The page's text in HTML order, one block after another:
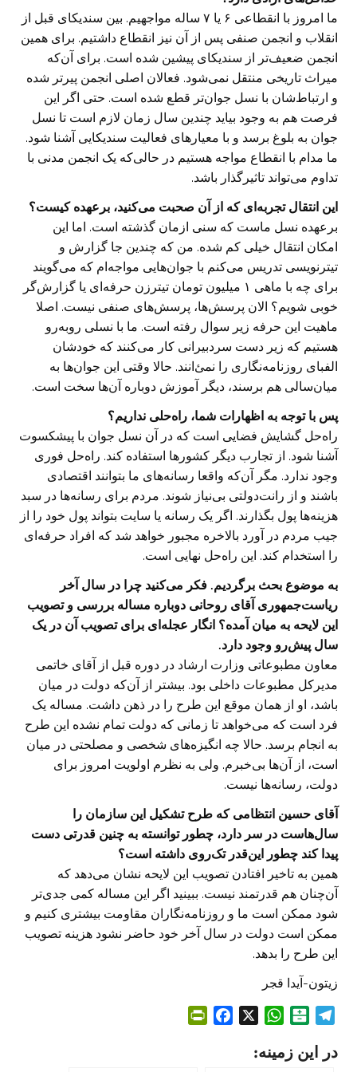
ما امروز با انقطاعی ۶ یا ۷ ساله مواجهیم. بین سندیکای قبل از
انقلاب و انجمن صنفی پس از آن نیز انقطاع داشتیم. برای همین
انجمن ضعیف‌تر از سندیکای پیشین شده است. برای آن‌که
میراث تاریخی منتقل نمی‌شود. فعالان اصلی انجمن پیرتر شده‌
و ارتباط‌شان با نسل جوان‌تر قطع شده است. حتی اگر این
فرصت هم به وجود بیاید چندین سال زمان لازم است تا نسل
جوان به بلوغ برسد و با معیارهای فعالیت سندیکایی آشنا شود.
ما مدام با انقطاع مواجه هستیم در حالی‌که یک انجمن مدنی با
تداوم می‌تواند تاثیرگذار باشد.
این انتقال تجربه‌ای که از آن صحبت می‌کنید، برعهده کیست؟
برعهده نسل ماست که سنی ازمان گذشته است. اما این
امکان انتقال خیلی کم شده. من که چندین جا گزارش‌ و
تیترنویسی تدریس می‌کنم با جوان‌هایی مواجه‌ام که می‌گویند
برای چه با ماهی ۱ میلیون تومان تیترزن حرفه‌ای یا گزارش‌گر
خوبی شویم؟ الان پرسش‌ها، پرسش‌های صنفی نیست. اصلا
ماهیت این حرفه زیر سوال رفته است. ما با نسلی روبه‌رو
هستیم که زیر دست سردبیرانی کار می‌کنند که خودشان
الفبای روزنامه‌نگاری را نمی‌ٔانند. حالا وقتی این جوان‌ها به
میان‌سالی هم برسند، دیگر آموزش دوباره آن‌ها سخت است.
پس با توجه به اظهارات شما، راه‌حلی نداریم؟
راه‌حل گشایش فضایی است که در آن نسل جوان با پیشکسوت
آشنا شود. از تجارب دیگر کشورها استفاده کند. راه‌حل فوری
وجود ندارد. مگر آن‌که واقعا رسانه‌های ما بتوانند اقتصادی
باشند و از رانت‌دولتی بی‌نیاز شوند. مردم برای رسانه‌ها در سبد
هزینه‌ها پول بگذارند. اگر یک رسانه یا سایت بتواند پول خود را از
جیب مردم در آورد بالاخره مجبور خواهد شد که افراد حرفه‌ای
را استخدام کند. این راه‌حل نهایی است.
به موضوع بحث برگردیم. فکر می‌کنید چرا در سال‌ آخر
ریاست‌جمهوری آقای روحانی دوباره مساله بررسی و تصویب
این لایحه به میان آمده؟ انگار عجله‌ای برای تصویب آن در یک
سال پیش‌رو وجود دارد.
معاون مطبوعاتی وزارت ارشاد در دوره قبل از آقای خاتمی
مدیرکل مطبوعات داخلی بود. بیشتر از آن‌که دولت در میان
باشد، او از همان موقع این طرح را در ذهن داشت. مساله یک
فرد است که می‌خواهد تا زمانی که دولت تمام نشده این طرح
به انجام برسد. حالا چه انگیزه‌های شخصی و مصلحتی در میان
است، از آن‌ها بی‌خبرم. ولی به نظرم اولویت امروز برای
دولت، رسانه‌ها نیست.
آقای حسین انتظامی که طرح تشکیل این سازمان را
سال‌هاست در سر دارد، چطور توانسته به چنین قدرتی دست
پیدا کند چطور این‌قدر تک‌روی داشته است؟
همین به تاخیر افتادن تصویب این لایحه نشان می‌دهد که
آن‌چنان هم قدرتمند نیست. ببینید اگر این مساله کمی جدی‌تر
شود ممکن است ما و روزنامه‌نگاران مقاومت بیشتری کنیم و
ممکن است دولت در سال آخر خود حاضر نشود هزینه تصویب
این طرح را بدهد.
زیتون-‌آیدا قجر
l
W
a
در این زمینه: